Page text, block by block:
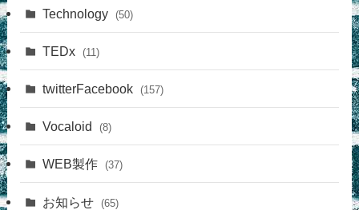
Technology (50)
TEDx (11)
twitterFacebook (157)
Vocaloid (8)
WEB製作 (37)
お知らせ (65)